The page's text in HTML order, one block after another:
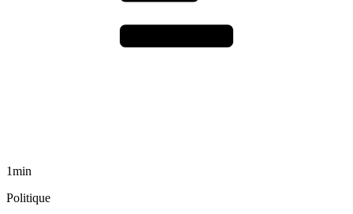
1min
Politique